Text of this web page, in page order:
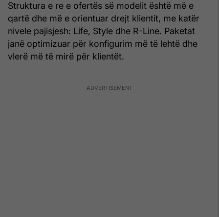
Struktura e re e ofertës së modelit është më e
qartë dhe më e orientuar drejt klientit, me katër
nivele pajisjesh: Life, Style dhe R-Line. Paketat
janë optimizuar për konfigurim më të lehtë dhe
vlerë më të mirë për klientët.